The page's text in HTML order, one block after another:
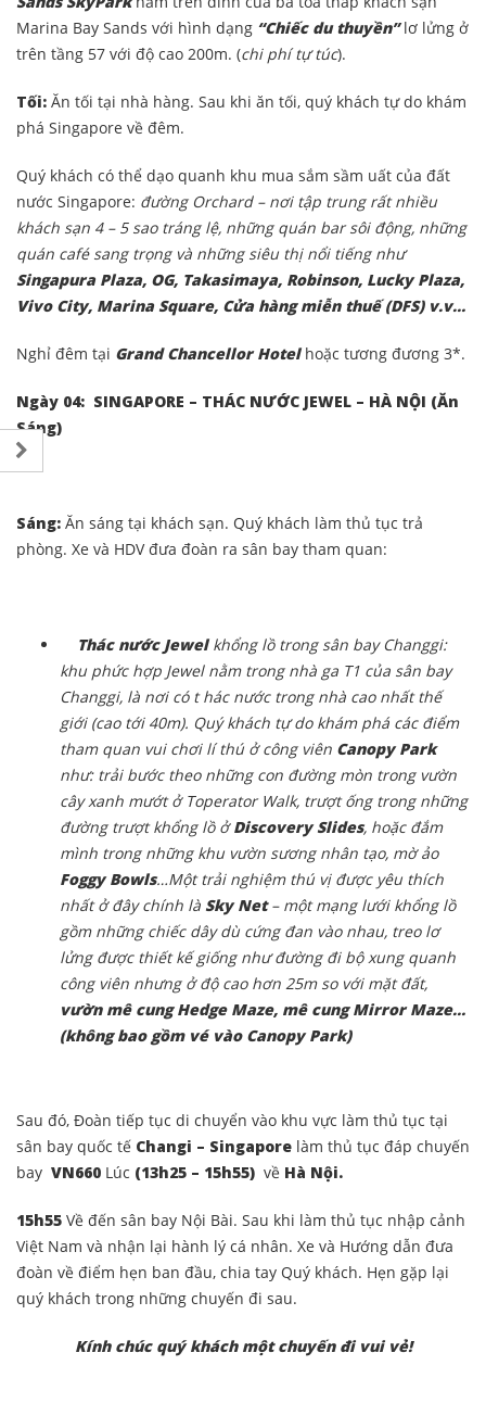
Marina Bay Sands với hình dạng “Chiếc du thuyền”lơ lửng ở
trên tầng 57 với độ cao 200m. (chi phí tự túc).
Tối: Ăn tối tại nhà hàng. Sau khi ăn tối, quý khách tự do khám
phá Singapore về đêm.
Quý khách có thể dạo quanh khu mua sắm sầm uất của đất
nước Singapore: đường Orchard – nơi tập trung rất nhiều
khách sạn 4 – 5 sao tráng lệ, những quán bar sôi động, những
quán café sang trọng và những siêu thị nổi tiếng như
Singapura Plaza, OG, Takasimaya, Robinson, Lucky Plaza,
Vivo City, Marina Square, Cửa hàng miễn thuế (DFS) v.v…
Nghỉ đêm tại Grand Chancellor Hotel hoặc tương đương 3*.
Ngày 04: SINGAPORE – THÁC NƯỚC JEWEL – HÀ NỘI (Ăn
Sáng)
Sáng: Ăn sáng tại khách sạn. Quý khách làm thủ tục trả
phòng. Xe và HDV đưa đoàn ra sân bay tham quan:
Thác nước Jewelkhổng lồ trong sân bay Changgi:
khu phức hợp Jewel nằm trong nhà ga T1 của sân bay
Changgi, là nơi có t hác nước trong nhà cao nhất thế
giới (cao tới 40m). Quý khách tự do khám phá các điểm
tham quan vui chơi lí thú ở công viên Canopy Park
như: trải bước theo những con đường mòn trong vườn
cây xanh mướt ở Toperator Walk, trượt ống trong những
đường trượt khổng lồ ởDiscovery Slides, hoặc đắm
mình trong những khu vườn sương nhân tạo, mờ ảo
Foggy Bowls…Một trải nghiệm thú vị được yêu thích
nhất ở đây chính là Sky Net– một mạng lưới khổng lồ
gồm những chiếc dây dù cứng đan vào nhau, treo lơ
lửng được thiết kế giống như đường đi bộ xung quanh
công viên nhưng ở độ cao hơn 25m so với mặt đất,
vườn mê cung Hedge Maze, mê cung Mirror Maze…
(không bao gồm vé vào Canopy Park)
Sau đó, Đoàn tiếp tục di chuyển vào khu vực làm thủ tục tại
sân bay quốc tế Changi – Singapore làm thủ tục đáp chuyến
bay VN660 Lúc (13h25 – 15h55) về Hà Nội.
15h55 Về đến sân bay Nội Bài. Sau khi làm thủ tục nhập cảnh
Việt Nam và nhận lại hành lý cá nhân. Xe và Hướng dẫn đưa
đoàn về điểm hẹn ban đầu, chia tay Quý khách. Hẹn gặp lại
quý khách trong những chuyến đi sau.
Kính chúc quý khách một chuyến đi vui vẻ!